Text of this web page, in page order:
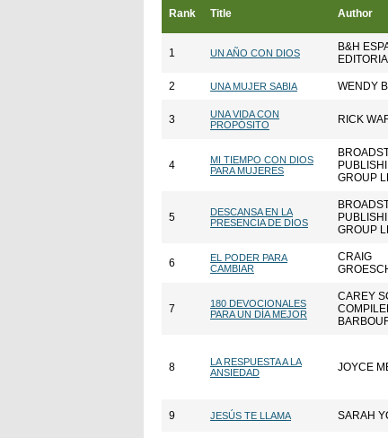
Rank Title Author
1 UN AÑO CON DIOS
B&H
2 UNA MUJER SABIA WENDY
3
UNA VIDA CON
PROPÓSITO
RICK
4
MI TIEMPO CON DIOS
PARA MUJERES
GROUP
5
DESCANSA EN LA
PRESENCIA DE DIOS
GROUP
6
EL PODER PARA
CAMBIAR
CRAIG
7
180 DEVOCIONALES
PARA UN DÍA MEJOR
CAREY
8
LA RESPUESTA A LA
ANSIEDAD
JOYCE
9 JESÚS TE LLAMA SARAH